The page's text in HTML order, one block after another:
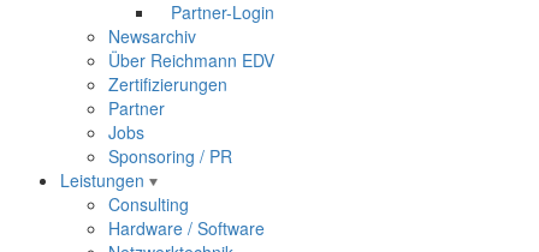
Partner-Login
Newsarchiv
Über Reichmann EDV
Zertifizierungen
Partner
Jobs
Sponsoring / PR
Leistungen
Consulting
Hardware / Software